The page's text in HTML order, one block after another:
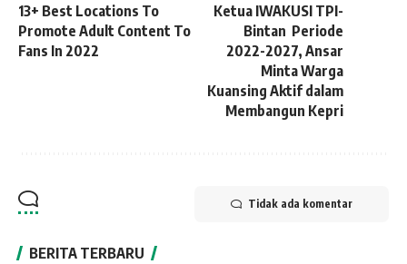
13+ Best Locations To
Promote Adult Content To
Fans In 2022
Ketua IWAKUSI TPI-
Bintan Periode
2022-2027, Ansar
Minta Warga
Kuansing Aktif dalam
Membangun Kepri
Tidak ada komentar
BERITA TERBARU